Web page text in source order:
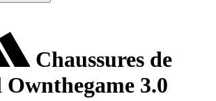
Chaussures de
3.0